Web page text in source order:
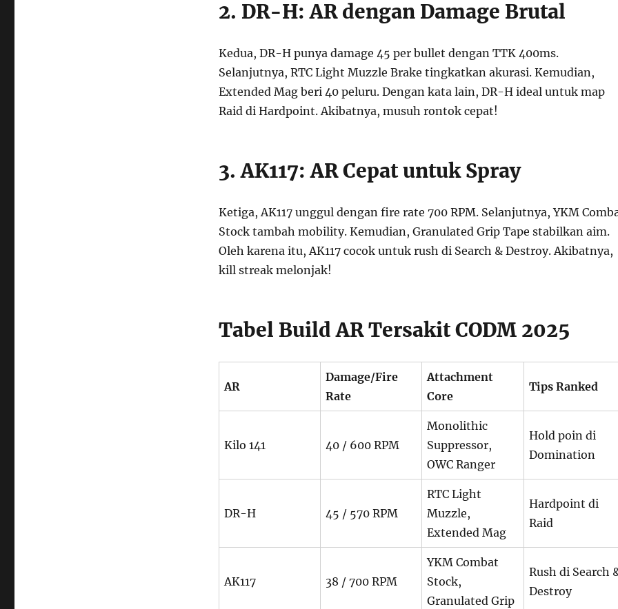
2. DR-H: AR dengan Damage Brutal
Kedua, DR-H punya damage 45 per bullet dengan TTK 400ms.
Selanjutnya, RTC Light Muzzle Brake tingkatkan akurasi. Kemudian,
Extended Mag beri 40 peluru. Dengan kata lain, DR-H ideal untuk map
Raid di Hardpoint. Akibatnya, musuh rontok cepat!
3. AK117: AR Cepat untuk Spray
Ketiga, AK117 unggul dengan fire rate 700 RPM. Selanjutnya, YKM
Stock tambah mobility. Kemudian, Granulated Grip Tape stabilkan aim.
Oleh karena itu, AK117 cocok untuk rush di Search & Destroy. Akibatnya,
kill streak melonjak!
Tabel Build AR Tersakit CODM 2025
AR
Damage/Fire
Rate
Attachment
Core
Tips Ranked
Kilo 141 40 / 600 RPM
Monolithic
Suppressor,
OWC Ranger
Hold poin di
Domination
DR-H 45 / 570 RPM
RTC Light
Muzzle,
Extended Mag
Hardpoint di
Raid
AK117 38 / 700 RPM
YKM Combat
Stock,
Granulated Grip
Rush di Search
Destroy